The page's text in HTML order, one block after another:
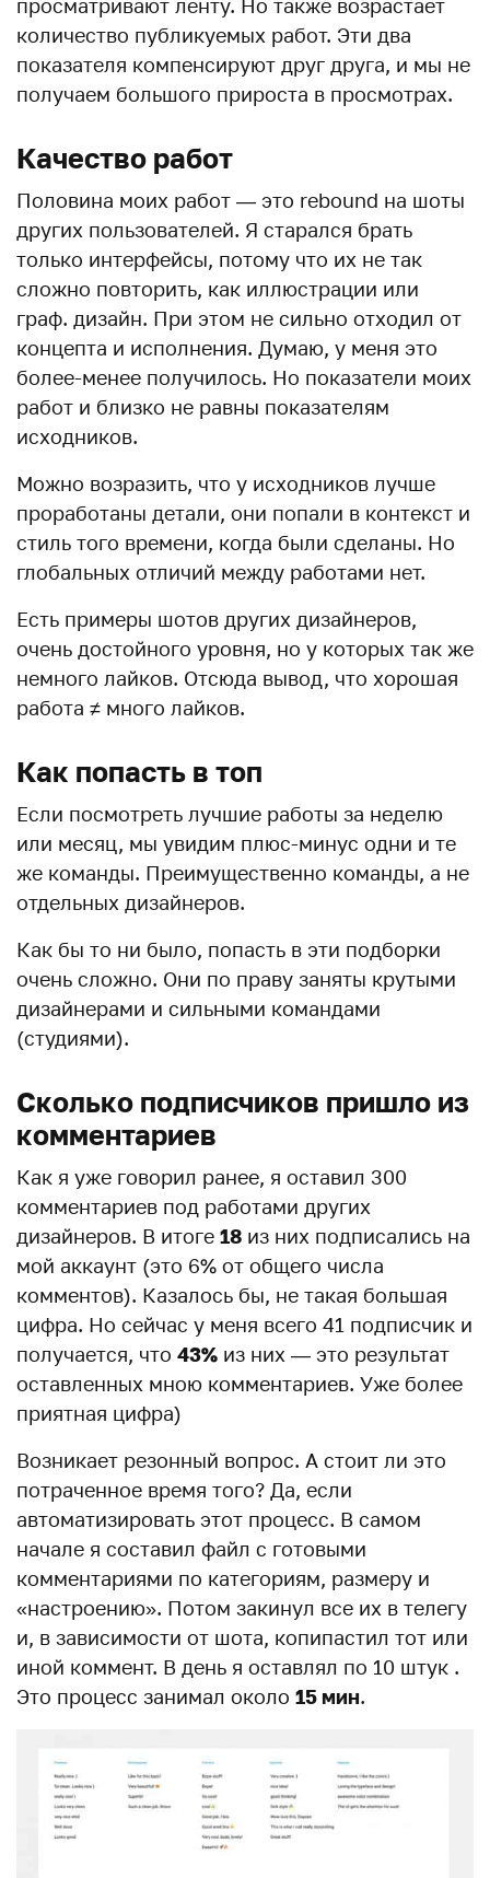
просматривают ленту. Но также возрастает
количество публикуемых работ. Эти два
показателя компенсируют друг друга, и мы не
получаем большого прироста в просмотрах.
Качество работ
Половина моих работ — это rebound на шоты
других пользователей. Я старался брать
только интерфейсы, потому что их не так
сложно повторить, как иллюстрации или
граф. дизайн. При этом не сильно отходил от
концепта и исполнения. Думаю, у меня это
более-менее получилось. Но показатели моих
работ и близко не равны показателям
исходников.
Можно возразить, что у исходников лучше
проработаны детали, они попали в контекст и
стиль того времени, когда были сделаны. Но
глобальных отличий между работами нет.
Есть примеры шотов других дизайнеров,
очень достойного уровня, но у которых так же
немного лайков. Отсюда вывод, что хорошая
работа ≠ много лайков.
Как попасть в топ
Если посмотреть лучшие работы за неделю
или месяц, мы увидим плюс-минус одни и те
же команды. Преимущественно команды, а не
отдельных дизайнеров.
Как бы то ни было, попасть в эти подборки
очень сложно. Они по праву заняты крутыми
дизайнерами и сильными командами
(студиями).
Сколько подписчиков пришло из
комментариев
Как я уже говорил ранее, я оставил 300
комментариев под работами других
дизайнеров. В итоге 18 из них подписались на
мой аккаунт (это 6% от общего числа
комментов). Казалось бы, не такая большая
цифра. Но сейчас у меня всего 41 подписчик и
получается, что 43% из них — это результат
оставленных мною комментариев. Уже более
приятная цифра)
Возникает резонный вопрос. А стоит ли это
потраченное время того? Да, если
автоматизировать этот процесс. В самом
начале я составил файл с готовыми
комментариями по категориям, размеру и
«настроению». Потом закинул все их в телегу
и, в зависимости от шота, копипастил тот или
иной коммент. В день я оставлял по 10 штук .
Это процесс занимал около 15 мин.